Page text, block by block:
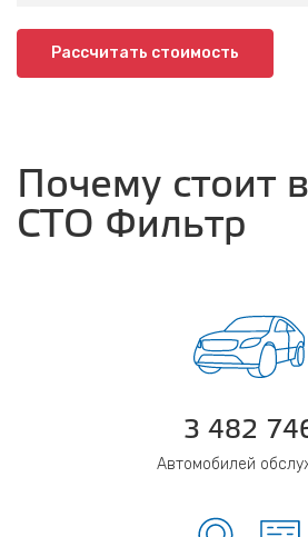
Рассчитать стоимость
Почему стоит
СТО Фильтр
3 482
Автомобилей